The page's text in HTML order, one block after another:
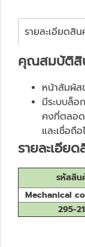
รายละเอียดสิน
คุณสมบัติสิ
หน้าสัมผัส
มีระบบล็อ
คงที่ตลอด
และเชื่อถื
รายละเอีย
รหัสสิน
Mechanical
295-